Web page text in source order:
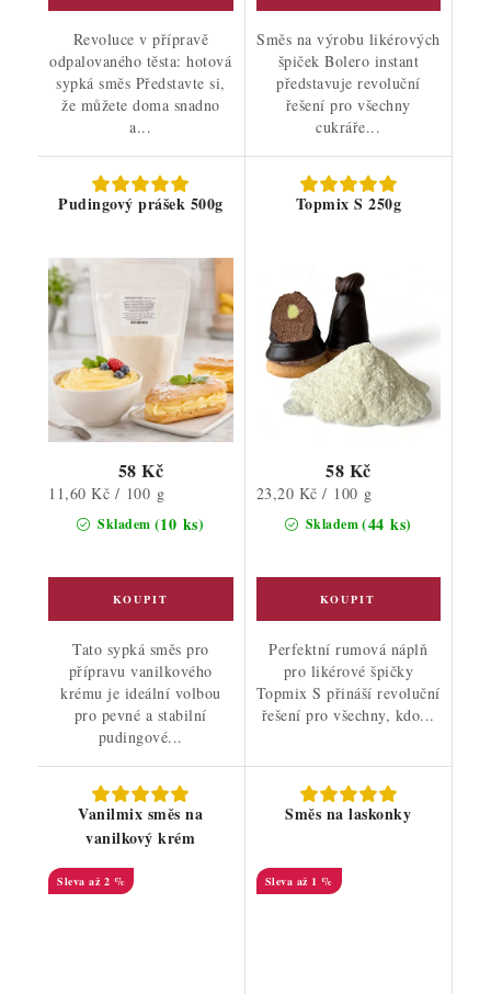
Revoluce v přípravě
odpalovaného těsta: hotová
sypká směs Představte si,
že můžete doma snadno
a...
Směs na výrobu likérových
špiček Bolero instant
představuje revoluční
řešení pro všechny
cukráře...
Pudingový prášek 500g
Skladem (10 ks)
58 Kč
Měrná
cena:
11,60 Kč / 100 g
Tato sypká směs pro
přípravu vanilkového
krému je ideální volbou
pro pevné a stabilní
pudingové...
Topmix S 250g
Skladem(44 ks)
58 Kč
Měrná
cena:
23,20 Kč / 100 g
Perfektní rumová náplň
pro likérové špičky
Topmix S přináší revoluční
řešení pro všechny, kdo...
Vanilmix směs na
vanilkový krém
až 2 %
Směs na laskonky
až 1 %